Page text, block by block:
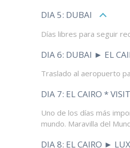
DIA 5: DUBAI
Días libres para seguir
DIA 6: DUBAI ► EL
Traslado al aeropuerto
DIA 7: EL CAIRO *
Uno de los días más
mundo. Maravilla del
DIA 8: EL CAIRO ►